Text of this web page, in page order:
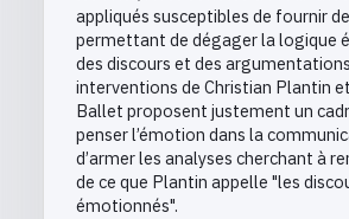
appliqués susceptibles de fournir
permettant de dégager la logique
des discours et des
interventions de Christian Plantin
Ballet proposent justement un
penser l’émotion dans la
d’armer les analyses cherchant à
de ce que Plantin appelle "les
émotionnés".